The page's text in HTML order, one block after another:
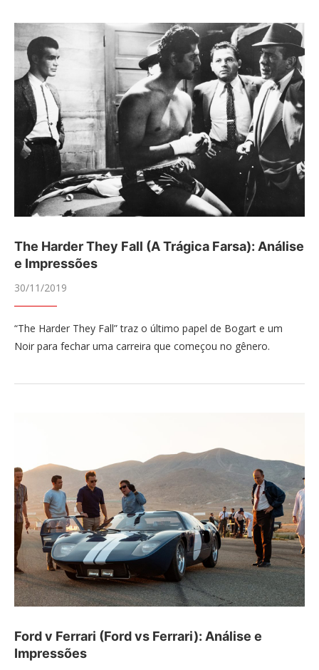
The Harder They Fall (A Trágica Farsa): Análise
e Impressões
30/11/2019
“The Harder They Fall” traz o último papel de Bogart e um
Noir para fechar uma carreira que começou no gênero.
Ford v Ferrari (Ford vs Ferrari): Análise e
Impressões